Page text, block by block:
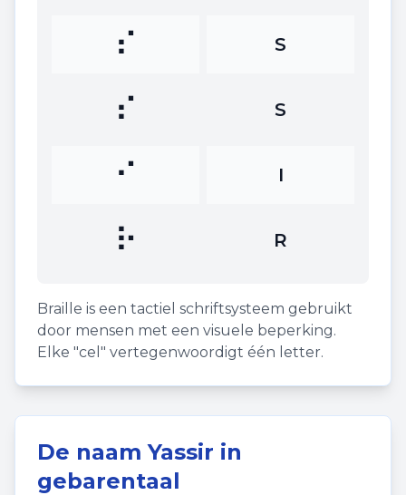
⠎ S
⠎ S
⠊ I
⠗ R
Braille is een tactiel schriftsysteem gebruikt
door mensen met een visuele beperking.
Elke "cel" vertegenwoordigt één letter.
De naamYassir in
gebarentaal